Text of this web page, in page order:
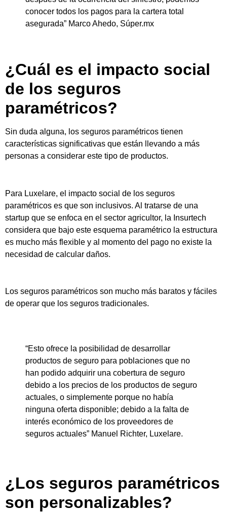
conocer todos los pagos para la cartera total
asegurada” Marco Ahedo, Súper.mx
¿Cuál es el impacto social
de los seguros
paramétricos?
Sin duda alguna, los seguros paramétricos tienen
características significativas que están llevando a más
personas a considerar este tipo de productos.
Para Luxelare, el impacto social de los seguros
paramétricos es que son inclusivos. Al tratarse de una
startup que se enfoca en el sector agricultor, la Insurtech
considera que bajo este esquema paramétrico la estructura
es mucho más flexible y al momento del pago no existe la
necesidad de calcular daños.
Los seguros paramétricos son mucho más baratos y fáciles
de operar que los seguros tradicionales.
“Esto ofrece la posibilidad de desarrollar
productos de seguro para poblaciones que no
han podido adquirir una cobertura de seguro
debido a los precios de los productos de seguro
actuales, o simplemente porque no había
ninguna oferta disponible; debido a la falta de
interés económico de los proveedores de
seguros actuales” Manuel Richter, Luxelare.
¿Los seguros paramétricos
son personalizables?